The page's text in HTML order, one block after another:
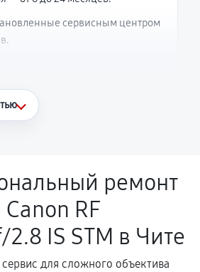
сервисным центром
гарантийным случаем
детали при
в течение
комплектующей заявленным
ремонт
RF
IS STM в Чите
для сложного объектива